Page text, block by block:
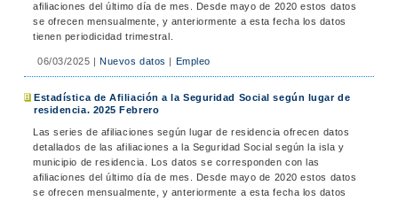
afiliaciones del último día de mes. Desde mayo de 2020 estos datos
se ofrecen mensualmente, y anteriormente a esta fecha los datos
tienen periodicidad trimestral.
06/03/2025 |Nuevos datos | Empleo
Estadística de Afiliación a la Seguridad Social según lugar de
residencia. 2025 Febrero
Las series de afiliaciones según lugar de residencia ofrecen datos
detallados de las afiliaciones a la Seguridad Social según la isla y
municipio de residencia. Los datos se corresponden con las
afiliaciones del último día de mes. Desde mayo de 2020 estos datos
se ofrecen mensualmente, y anteriormente a esta fecha los datos